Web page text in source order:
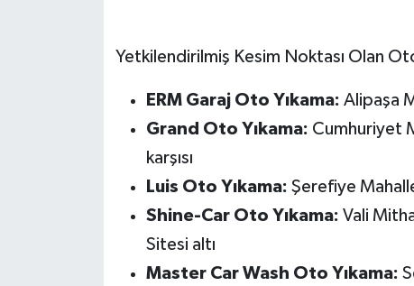
Yetkilendirilmiş Kesim Noktası Olan
ERM Garaj Oto Yıkama: Alipaşa
Grand Oto Yıkama: Cumhuriyet
karşısı
Luis Oto Yıkama: Şerefiye
Shine-Car Oto Yıkama: Vali
Sitesi altı
Master Car Wash Oto Yıkama: